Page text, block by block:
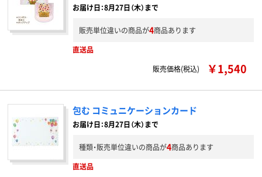
お届け日：8月27日（木）まで
販売単位違いの商品が4商品あります
直送品
販売価格(税込)
￥1,540
包む コミュニケーションカード
お届け日：8月27日（木）まで
種類・販売単位違いの商品が4商品あります
直送品